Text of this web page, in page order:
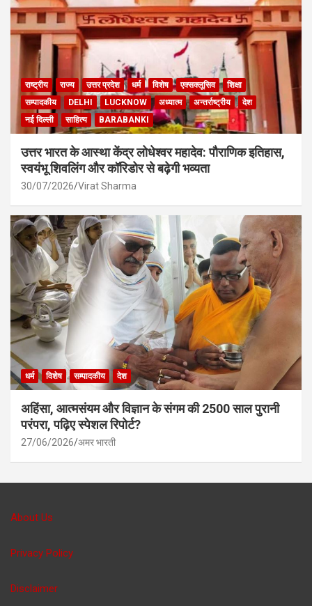
राष्ट्रीय राज्य उत्तर प्रदेश धर्म विशेष एक्सक्लूसिव
शिक्षा
सम्पादकीय
DELHI LUCKNOW अध्यात्म अन्तर्राष्ट्रीय
देश
नई दिल्ली
साहित्य BARABANKI
उत्तर भारत के आस्था केंद्र लोधेश्वर महादेव: पौराणिक इतिहास,
स्वयंभू शिवलिंग और कॉरिडोर से बढ़ेगी भव्यता
30/07/2026 Virat Sharma
धर्म विशेष सम्पादकीय देश
अहिंसा, आत्मसंयम और विज्ञान के संगम की 2500 साल पुरानी
परंपरा, पढ़िए स्पेशल रिपोर्ट?
27/06/2026 अमर भारती
About Us
Privacy Policy
Disclaimer